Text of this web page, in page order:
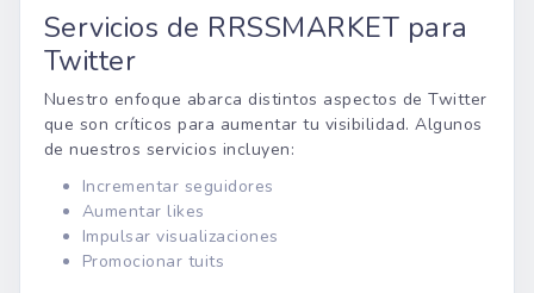
Servicios de RRSSMARKET para
Twitter
Nuestro enfoque abarca distintos aspectos de Twitter
que son críticos para aumentar tu visibilidad. Algunos
de nuestros servicios incluyen:
Incrementar seguidores
Aumentar likes
Impulsar visualizaciones
Promocionar tuits